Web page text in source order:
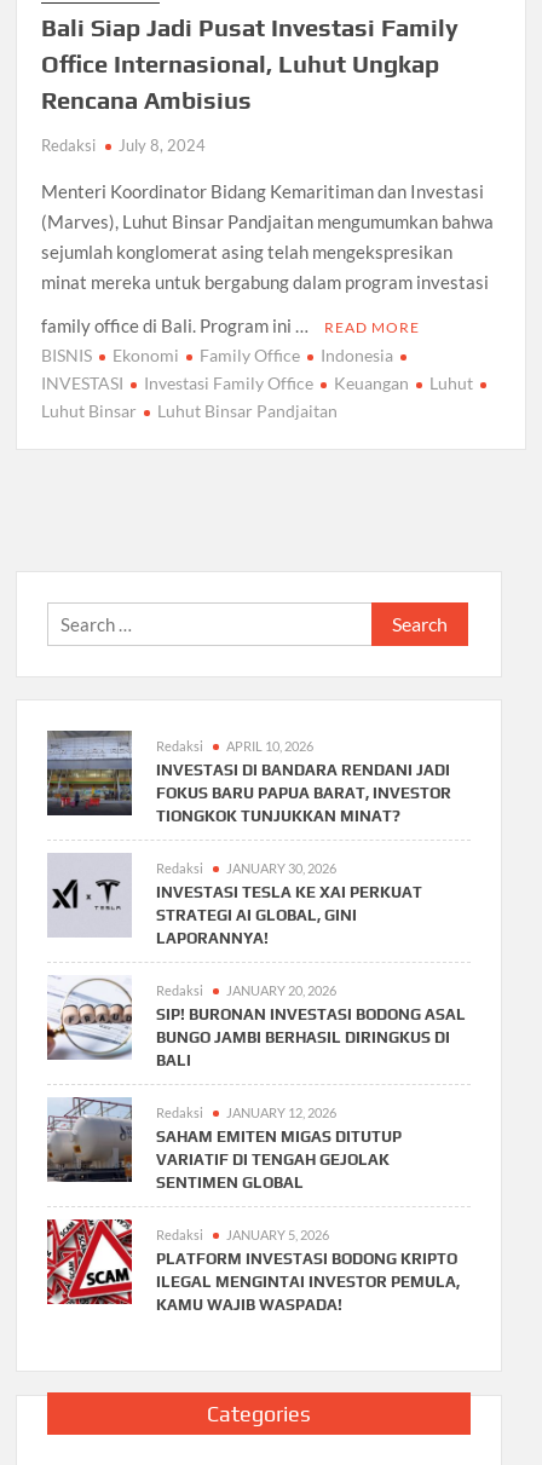
Bali Siap Jadi Pusat Investasi Family
Office Internasional, Luhut Ungkap
Rencana Ambisius
Redaksi July 8, 2024
Menteri Koordinator Bidang Kemaritiman dan Investasi
(Marves), Luhut Binsar Pandjaitan mengumumkan bahwa
sejumlah konglomerat asing telah mengekspresikan
minat mereka untuk bergabung dalam program investasi
family office di Bali. Program ini …
READ MORE
BISNIS Ekonomi Family Office
Indonesia
INVESTASI
Investasi Family Office Keuangan
Luhut
Luhut Binsar
Luhut Binsar Pandjaitan
Search
for:
Redaksi APRIL 10, 2026
INVESTASI DI BANDARA RENDANI JADI
FOKUS BARU PAPUA BARAT, INVESTOR
TIONGKOK TUNJUKKAN MINAT?
Redaksi JANUARY 30, 2026
INVESTASI TESLA KE XAI PERKUAT
STRATEGI AI GLOBAL, GINI
LAPORANNYA!
Redaksi JANUARY 20, 2026
SIP! BURONAN INVESTASI BODONG ASAL
BUNGO JAMBI BERHASIL DIRINGKUS DI
BALI
Redaksi JANUARY 12, 2026
SAHAM EMITEN MIGAS DITUTUP
VARIATIF DI TENGAH GEJOLAK
SENTIMEN GLOBAL
Redaksi JANUARY 5, 2026
PLATFORM INVESTASI BODONG KRIPTO
ILEGAL MENGINTAI INVESTOR PEMULA,
KAMU WAJIB WASPADA!
Categories